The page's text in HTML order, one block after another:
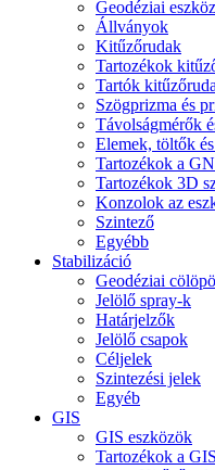
Geodéziai
Állványok
Kitűzőrudak
Tartozékok
Tartók
Szögprizma és
Távolságmérők
Elemek, töltők
Tartozékok a
Tartozékok 3D
Konzolok az
Szintező
Egyébb
Stabilizáció
Geodéziai
Jelölő spray-k
Határjelzők
Jelölő csapok
Céljelek
Szintezési jelek
Egyéb
GIS
GIS eszközök
Tartozékok a GIS